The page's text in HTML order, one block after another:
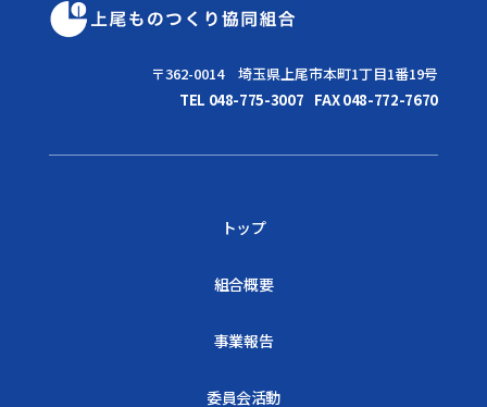
〒362-0014 埼玉県上尾市本町1丁目1番19号
TEL 048-775-3007 FAX 048-772-7670
トップ
組合概要
事業報告
委員会活動